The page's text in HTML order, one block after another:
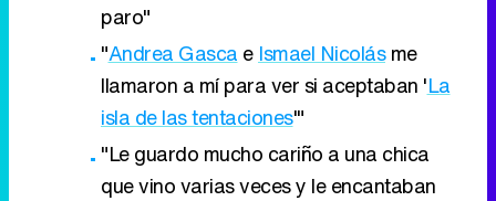
paro"
"Andrea Gasca e Ismael Nicolásme
llamaron a mí para ver si aceptaban 'La
isla de las tentaciones'"
"Le guardo mucho cariño a una chica
que vino varias veces y le encantaban